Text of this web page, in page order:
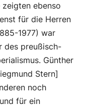
ebenso
für die Herren
1977) war
des preußisch-
Günther
Stern]
noch
für ein